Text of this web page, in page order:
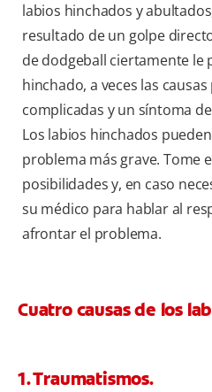
labios hinchados y
resultado de un golpe
de dodgeball ciertamente le
hinchado, a veces las
complicadas y un síntoma
Los labios hinchados
problema más grave. Tome
posibilidades y, en caso
su médico para hablar al
afrontar el problema.
Cuatro causas de los
1. Traumatismos.